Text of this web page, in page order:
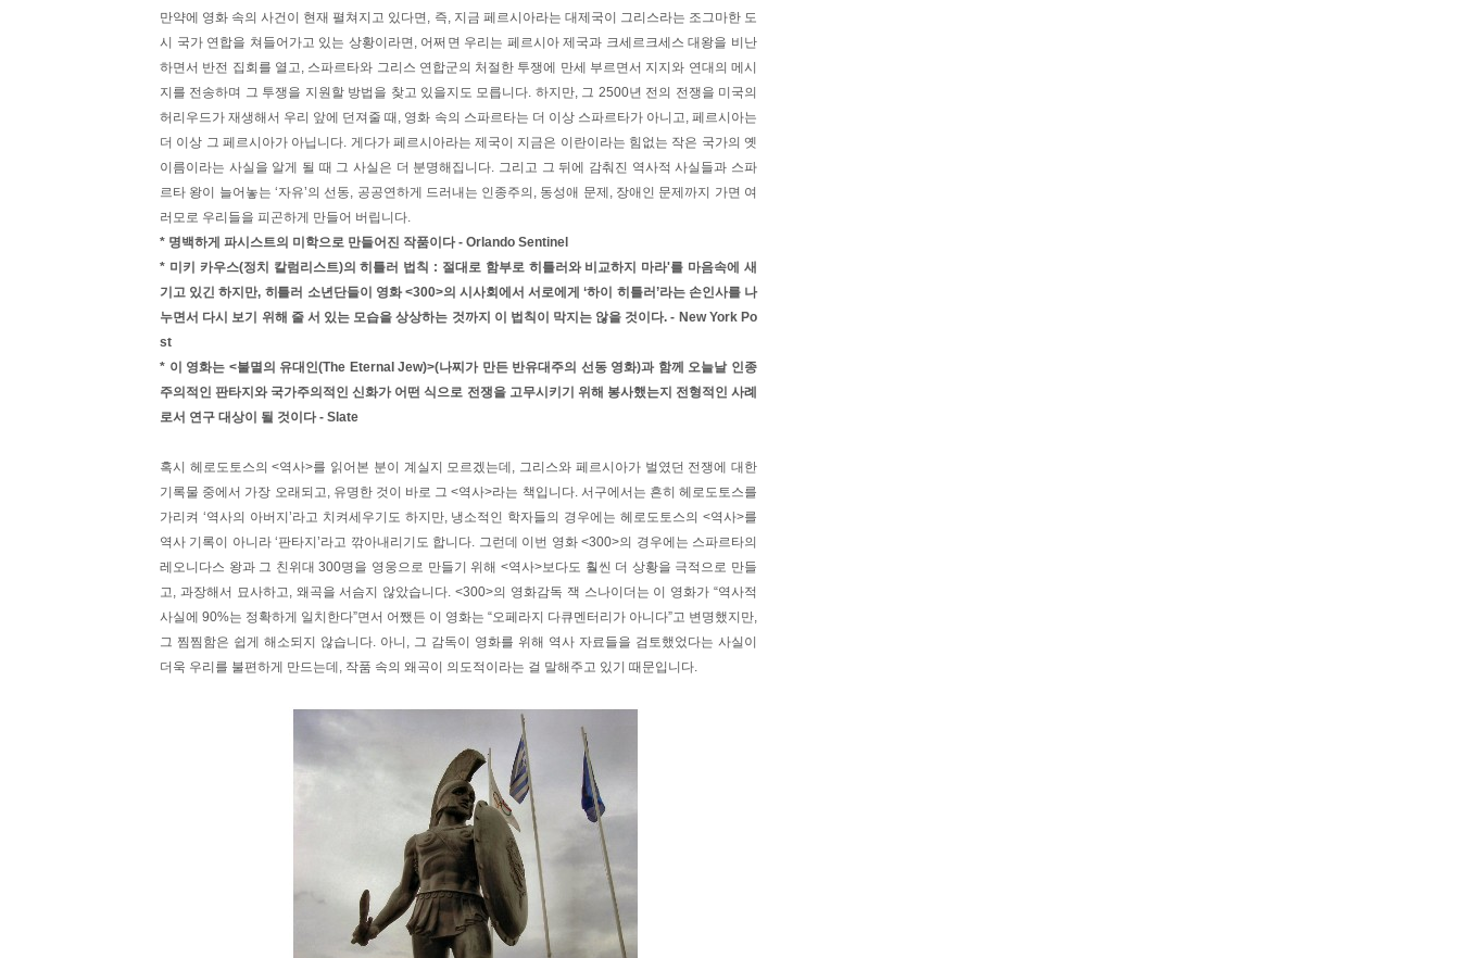
만약에 영화 속의 사건이 현재 펼쳐지고 있다면, 즉, 지금 페르시아라는 대제국이 그리스라는 조그마한 도
시 국가 연합을 쳐들어가고 있는 상황이라면, 어쩌면 우리는 페르시아 제국과 크세르크세스 대왕을 비난
하면서 반전 집회를 열고, 스파르타와 그리스 연합군의 처절한 투쟁에 만세 부르면서 지지와 연대의 메시
지를 전송하며 그 투쟁을 지원할 방법을 찾고 있을지도 모릅니다. 하지만, 그 2500년 전의 전쟁을 미국의
허리우드가 재생해서 우리 앞에 던져줄 때, 영화 속의 스파르타는 더 이상 스파르타가 아니고, 페르시아는
더 이상 그 페르시아가 아닙니다. 게다가 페르시아라는 제국이 지금은 이란이라는 힘없는 작은 국가의 옛
이름이라는 사실을 알게 될 때 그 사실은 더 분명해집니다. 그리고 그 뒤에 감춰진 역사적 사실들과 스파
르타 왕이 늘어놓는 ‘자유’의 선동, 공공연하게 드러내는 인종주의, 동성애 문제, 장애인 문제까지 가면 여
러모로 우리들을 피곤하게 만들어 버립니다.
* 명백하게 파시스트의 미학으로 만들어진 작품이다 - Orlando Sentinel
* 미키 카우스(정치 칼럼리스트)의 히틀러 법칙 : 절대로 함부로 히틀러와 비교하지 마라'를 마음속에 새
기고 있긴 하지만, 히틀러 소년단들이 영화 <300>의 시사회에서 서로에게 ‘하이 히틀러’라는 손인사를 나
누면서 다시 보기 위해 줄 서 있는 모습을 상상하는 것까지 이 법칙이 막지는 않을 것이다. - New York Po
st
* 이 영화는 <불멸의 유대인(The Eternal Jew)>(나찌가 만든 반유대주의 선동 영화)과 함께 오늘날 인종
주의적인 판타지와 국가주의적인 신화가 어떤 식으로 전쟁을 고무시키기 위해 봉사했는지 전형적인 사례
로서 연구 대상이 될 것이다 - Slate
혹시 헤로도토스의 <역사>를 읽어본 분이 계실지 모르겠는데, 그리스와 페르시아가 벌였던 전쟁에 대한
기록물 중에서 가장 오래되고, 유명한 것이 바로 그 <역사>라는 책입니다. 서구에서는 흔히 헤로도토스를
가리켜 ‘역사의 아버지’라고 치켜세우기도 하지만, 냉소적인 학자들의 경우에는 헤로도토스의 <역사>를
역사 기록이 아니라 ‘판타지’라고 깎아내리기도 합니다. 그런데 이번 영화 <300>의 경우에는 스파르타의
레오니다스 왕과 그 친위대 300명을 영웅으로 만들기 위해 <역사>보다도 훨씬 더 상황을 극적으로 만들
고, 과장해서 묘사하고, 왜곡을 서슴지 않았습니다. <300>의 영화감독 잭 스나이더는 이 영화가 “역사적
사실에 90%는 정확하게 일치한다”면서 어쨌든 이 영화는 “오페라지 다큐멘터리가 아니다”고 변명했지만,
그 찜찜함은 쉽게 해소되지 않습니다. 아니, 그 감독이 영화를 위해 역사 자료들을 검토했었다는 사실이
더욱 우리를 불편하게 만드는데, 작품 속의 왜곡이 의도적이라는 걸 말해주고 있기 때문입니다.